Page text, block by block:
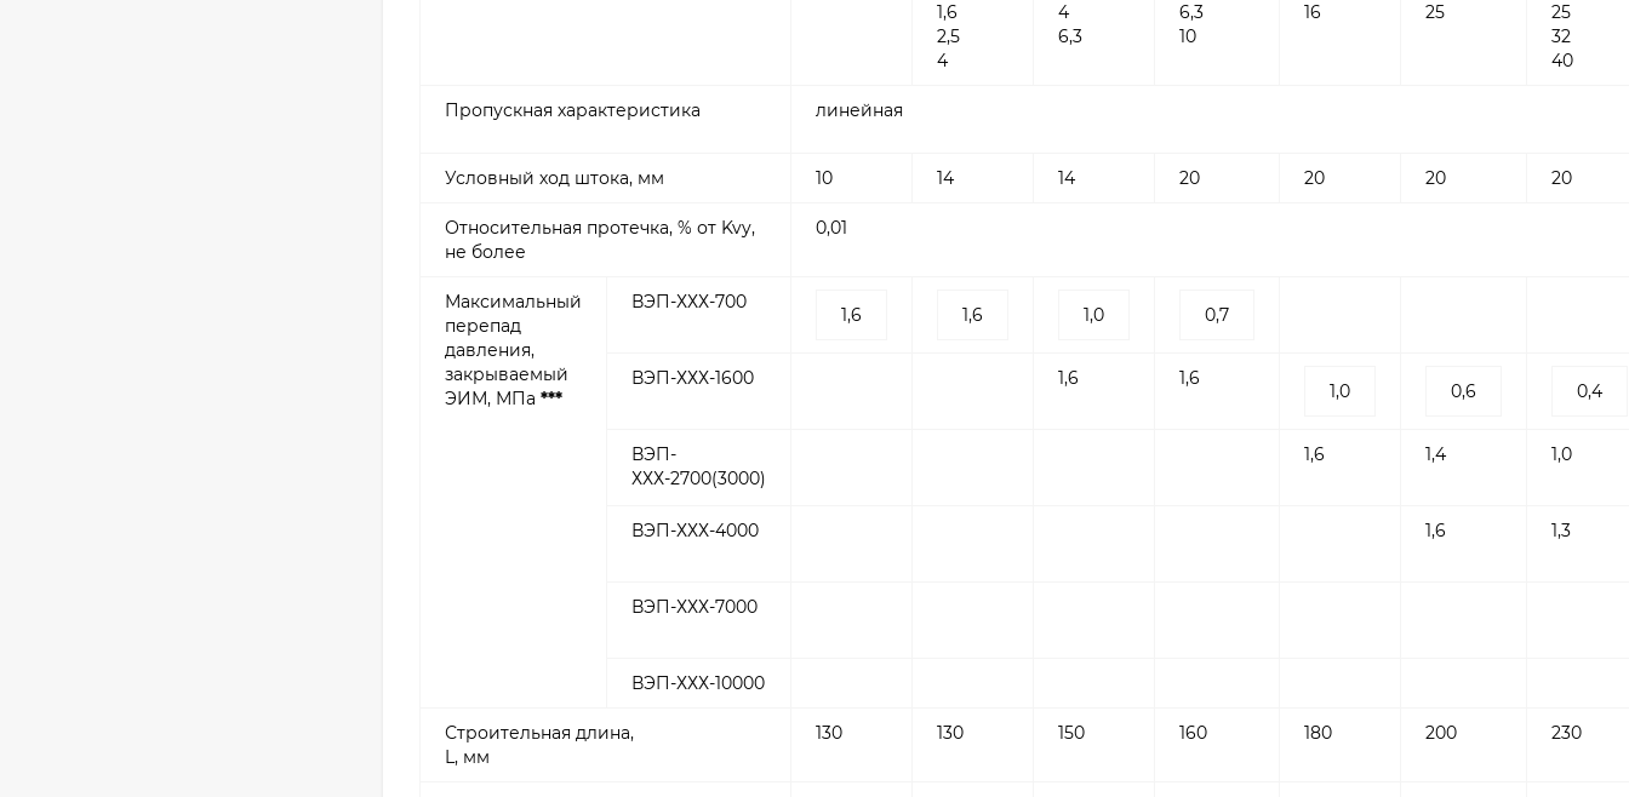
1,6
2,5
4
4
6,3
6,3
10
16
25
25
32
40
Пропускная характеристика линейная
Условный ход штока, мм 10 14 14 20 20 20 20
Относительная протечка, % от Kvy,
не более
0,01
Максимальный
перепад
давления,
закрываемый
ЭИМ, МПа ***
ВЭП-ХХХ-700
1,6 1,6 1,0 0,7
ВЭП-ХХХ-1600 1,6 1,6
1,0 0,6 0,4
ВЭП-
ХХХ-2700(3000)
1,6 1,4 1,0
ВЭП-ХХХ-4000 1,6 1,3
ВЭП-ХХХ-7000
ВЭП-ХХХ-10000
Строительная длина,
L, мм
130 130 150 160 180 200 230